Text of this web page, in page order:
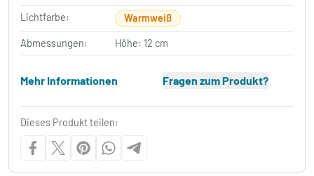
Lichtfarbe: Warmweiß
Abmessungen: Höhe: 12 cm
Mehr Informationen Fragen zum Produkt?
Dieses Produkt teilen: